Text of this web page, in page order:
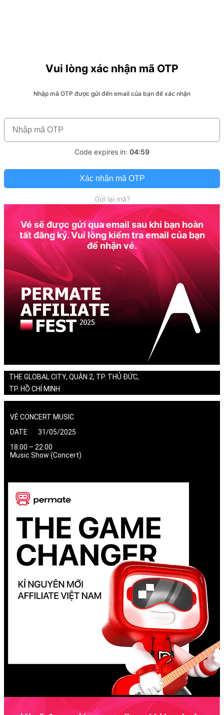
Vui lòng xác nhận mã OTP
Nhập mã OTP được gửi đến email của bạn để xác nhận
Code expires in: 04:59
Xác nhận mã OTP
Gửi lại mã?
Vé sẽ được gửi qua email sau khi bạn hoàn
tất đăng ký. Vui lòng kiểm tra email của bạn
để nhận vé.
THE GLOBAL CITY, QUẬN 2, TP. THỦ ĐỨC,
TP. HỒ CHÍ MINH
VÉ CONCERT MUSIC
DATE 31/05/2025
18:00 – 22:00
Music Show (Concert)